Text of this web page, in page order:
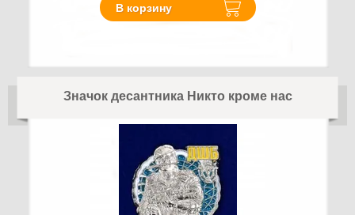
В корзину
Значок десантника Никто кроме нас